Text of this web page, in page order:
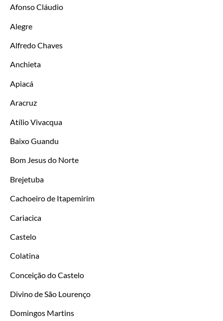
Afonso Cláudio
Alegre
Alfredo Chaves
Anchieta
Apiacá
Aracruz
Atílio Vivacqua
Baixo Guandu
Bom Jesus do Norte
Brejetuba
Cachoeiro de Itapemirim
Cariacica
Castelo
Colatina
Conceição do Castelo
Divino de São Lourenço
Domingos Martins